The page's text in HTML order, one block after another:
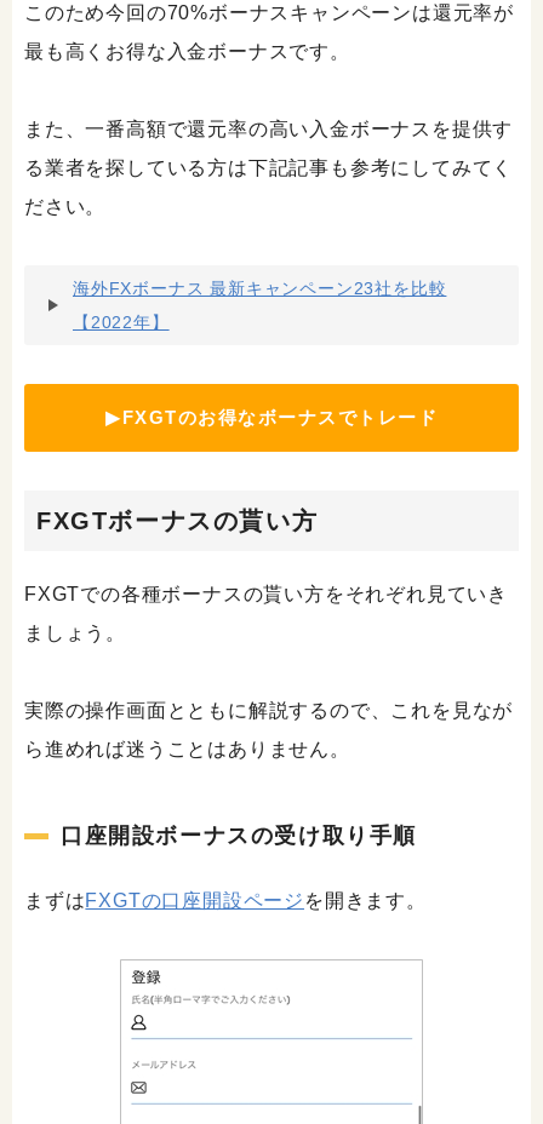
このため今回の70%ボーナスキャンペーンは還元率が
最も高くお得な入金ボーナスです。
また、一番高額で還元率の高い入金ボーナスを提供す
る業者を探している方は下記記事も参考にしてみてく
ださい。
海外FXボーナス 最新キャンペーン23社を比較
【2022年】
▶FXGTのお得なボーナスでトレード
FXGTボーナスの貰い方
FXGTでの各種ボーナスの貰い方をそれぞれ見ていき
ましょう。
実際の操作画面とともに解説するので、これを見なが
ら進めれば迷うことはありません。
口座開設ボーナスの受け取り手順
まずはFXGTの口座開設ページ を開きます。